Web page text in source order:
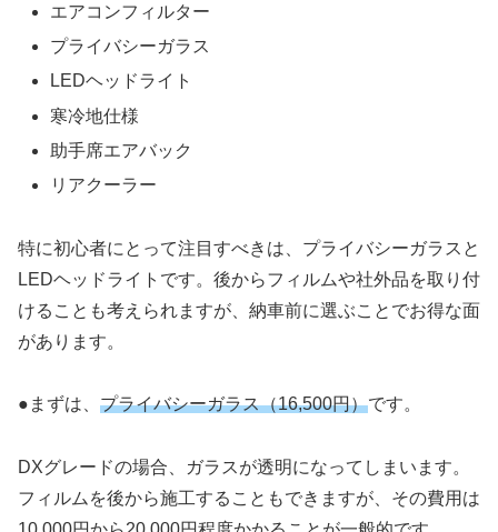
エアコンフィルター
プライバシーガラス
LEDヘッドライト
寒冷地仕様
助手席エアバック
リアクーラー
特に初心者にとって注目すべきは、プライバシーガラスと
LEDヘッドライトです。後からフィルムや社外品を取り付
けることも考えられますが、納車前に選ぶことでお得な面
があります。
●まずは、 プライバシーガラス（16,500円）です。
DXグレードの場合、ガラスが透明になってしまいます。
フィルムを後から施工することもできますが、その費用は